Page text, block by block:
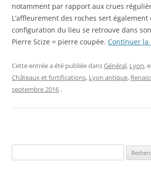
notamment par rapport aux crues
L’affleurement des roches sert également
configuration du lieu se retrouve dans
Pierre Scize = pierre coupée. Continuer la
Cette entrée a été publiée dansGénéral, Lyon,
Châteaux et fortifications, Lyon antique,
septembre 2016 .